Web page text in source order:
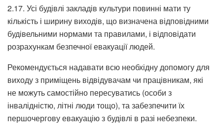
2.17. Усі будівлі закладів культури повинні мати ту
кількість і ширину виходів, що визначена відповідними
будівельними нормами та правилами, і відповідати
розрахункам безпечної евакуації людей.
Рекомендується надавати всю необхідну допомогу для
виходу з приміщень відвідувачам чи працівникам, які
не можуть самостійно пересуватись (особи з
інвалідністю, літні люди тощо), та забезпечити їх
першочергову евакуацію з будівлі в разі небезпеки.